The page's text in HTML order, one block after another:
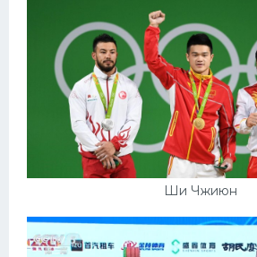
Ши Чжиюн